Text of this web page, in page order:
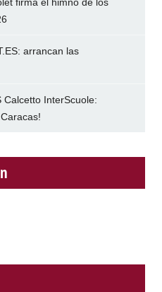
firma el himno de los
arrancan las
Calcetto InterScuole: